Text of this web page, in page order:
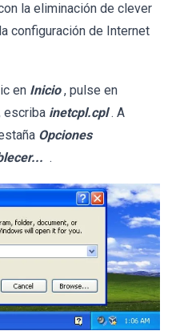
la eliminación de clever
configuración de Internet
en Inicio , pulse en
escriba inetcpl.cpl . A
Opciones
.